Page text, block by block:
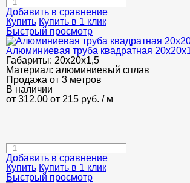
Добавить в сравнение
Купить Купить в 1 клик
Быстрый просмотр
Алюминиевая труба квадратная
Габариты: 20х20х1,5
Материал: алюминиевый сплав
Продажа от 3 метров
В наличии
от 312.00 от 215 руб. / м
Добавить в сравнение
Купить Купить в 1 клик
Быстрый просмотр